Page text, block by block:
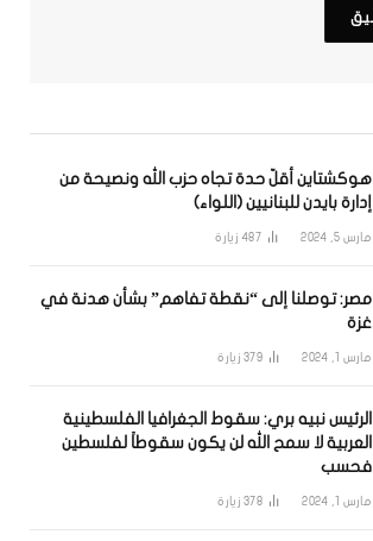
هوكشتاين أقلّ حدة تجاه حزب الله ونصيحة من
إدارة بايدن للبنانيين (اللواء)
مارس 5, 2024 487 زيارة
مصر: توصلنا إلى “نقطة تفاهم” بشأن هدنة في
غزة
مارس 1, 2024 379 زيارة
الرئيس نبيه بري: سقوط الجغرافيا الفلسطينية
العربية لا سمح الله لن يكون سقوطاً لفلسطين
فحسب
مارس 1, 2024 378 زيارة